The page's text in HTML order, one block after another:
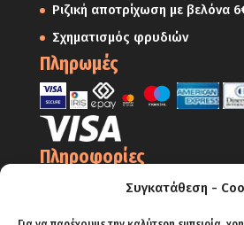
Συγκατάθεση -
Ριζική αποτρίχωση με βελόνα
Σχηματισμός φρυδιών
Πληρωμές
Πληροφορίες
Ο Λογαριασμός μου